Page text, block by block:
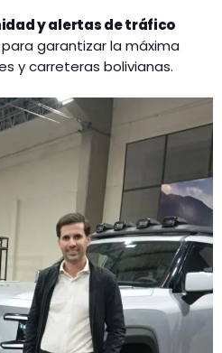
y alertas de tráfico
garantizar la máxima
y carreteras bolivianas.